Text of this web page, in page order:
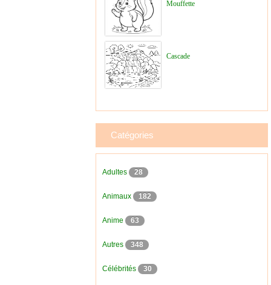
Mouffette
Cascade
Catégories
Adultes 28
Animaux 182
Anime 63
Autres 348
Célébrités 30